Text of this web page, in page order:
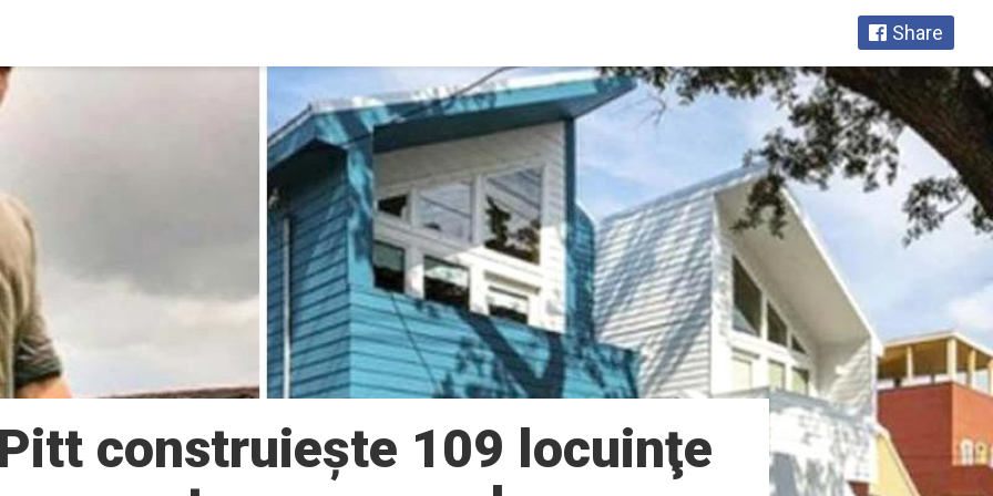
Share
construiește 109 locuinţe